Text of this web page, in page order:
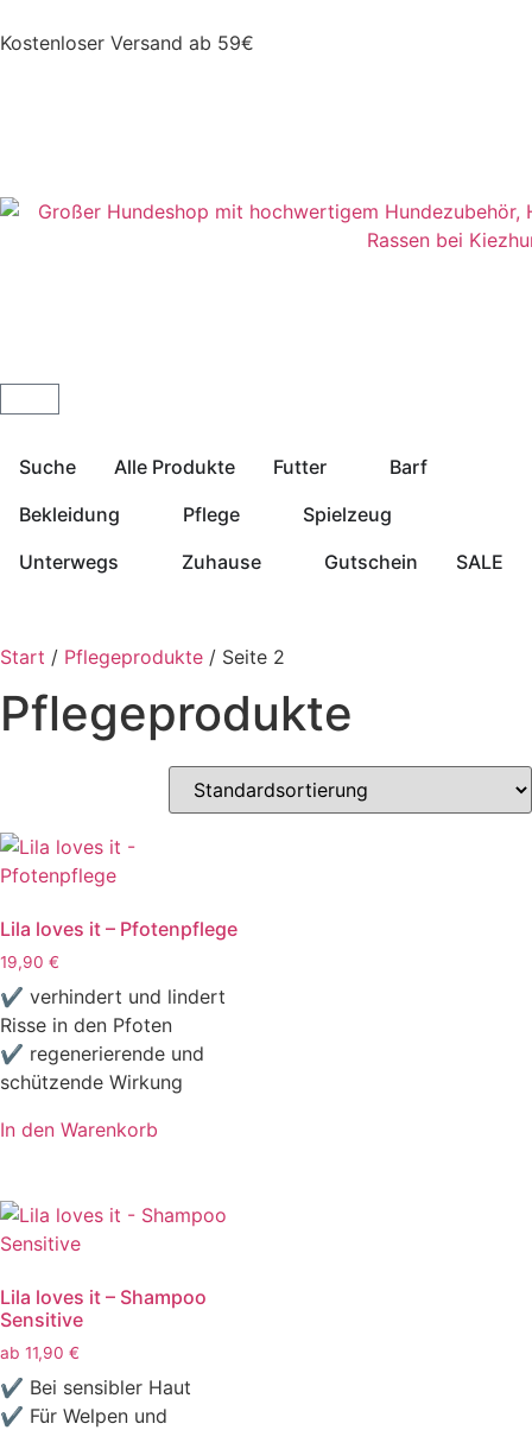
Kostenloser Versand ab 59€
Suche Alle Produkte Futter
Barf
Bekleidung
Pflege
Spielzeug
Unterwegs
Zuhause Gutschein SALE
Start / Pflegeprodukte / Seite 2
Pflegeprodukte
Lila loves it – Pfotenpflege
19,90 €
✔ verhindert und lindert
Risse in den Pfoten
✔ regenerierende und
schützende Wirkung
In den Warenkorb
Lila loves it – Shampoo
Sensitive
ab 11,90 €
✔ Bei sensibler Haut
✔ Für Welpen und